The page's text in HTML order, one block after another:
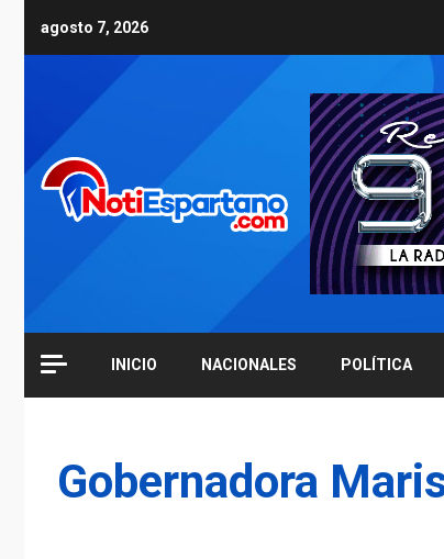
agosto 7, 2026
INICIO NACIONALES POLÍTICA
Gobernadora